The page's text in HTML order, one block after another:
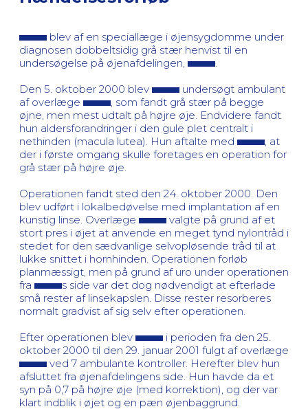
blev af en speciallæge i øjensygdomme under
diagnosen dobbeltsidig grå stær henvist til en
undersøgelse på øjenafdelingen,
Den 5. oktober 2000 blev
undersøgt ambulant
af overlæge
, som fandt grå stær på begge
øjne, men mest udtalt på højre øje. Endvidere fandt
hun aldersforandringer i den gule plet centralt i
nethinden (macula lutea). Hun aftalte med
, at
der i første omgang skulle foretages en operation for
grå stær på højre øje.
Operationen fandt sted den 24. oktober 2000. Den
blev udført i lokalbedøvelse med implantation af en
kunstig linse. Overlæge
valgte på grund af et
stort pres i øjet at anvende en meget tynd nylontråd i
stedet for den sædvanlige selvopløsende tråd til at
lukke snittet i hornhinden. Operationen forløb
planmæssigt, men på grund af uro under operationen
fra
s side var det dog nødvendigt at efterlade
små rester af linsekapslen. Disse rester resorberes
normalt gradvist af sig selv efter operationen.
Efter operationen blev
i perioden fra den 25.
oktober 2000 til den 29. januar 2001 fulgt af overlæge
ved 7 ambulante kontroller. Herefter blev hun
afsluttet fra øjenafdelingens side. Hun havde da et
syn på 0,7 på højre øje (med korrektion), og der var
klart indblik i øjet og en pæn øjenbaggrund.